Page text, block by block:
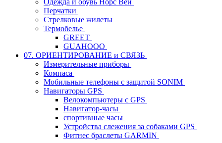
Одежда и обувь Норс Вей
Перчатки
Стрелковые жилеты
Термобелье
GREET
GUAHOOO
07. ОРИЕНТИРОВАНИЕ и СВЯЗЬ
Измерительные приборы
Компаса
Мобильные телефоны с защитой SONIM
Навигаторы GPS
Велокомпьютеры с GPS
Навигатор-часы
спортивные часы
Устройства слежения за собаками GPS
Фитнес браслеты GARMIN